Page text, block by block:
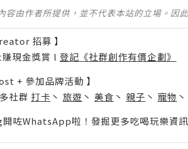
容由作者所提供，並不代表本站的立場。因
招募 】
現金獎賞 l 登記《社群創作有價企劃》
+ 參加品牌活動 】
社群 打卡 丶 旅遊 丶 美食 丶 親子 丶 寵物 丶
咗WhatsApp啦！發掘更多吃喝玩樂資訊